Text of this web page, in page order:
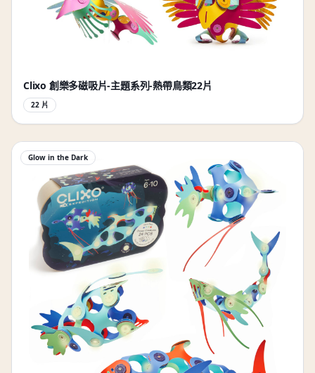
Clixo 創樂多磁吸片-主題系列-熱帶鳥類22片
22 片
Glow in the Dark